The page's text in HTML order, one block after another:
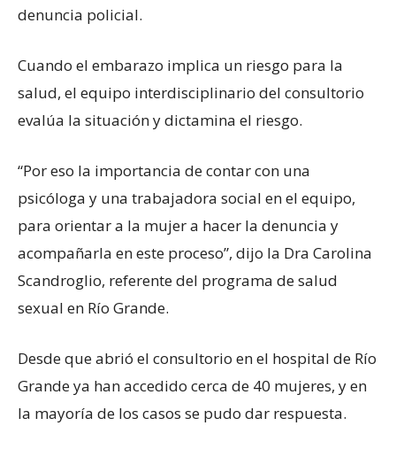
denuncia policial.
Cuando el embarazo implica un riesgo para la
salud, el equipo interdisciplinario del consultorio
evalúa la situación y dictamina el riesgo.
“Por eso la importancia de contar con una
psicóloga y una trabajadora social en el equipo,
para orientar a la mujer a hacer la denuncia y
acompañarla en este proceso”, dijo la Dra Carolina
Scandroglio, referente del programa de salud
sexual en Río Grande.
Desde que abrió el consultorio en el hospital de Río
Grande ya han accedido cerca de 40 mujeres, y en
la mayoría de los casos se pudo dar respuesta.